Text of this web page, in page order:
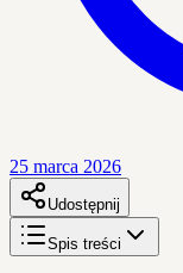
25 marca 2026
Udostępnij
Spis treści